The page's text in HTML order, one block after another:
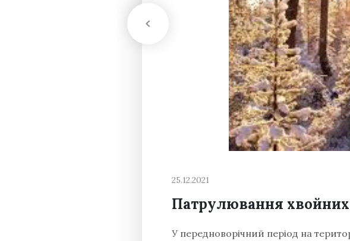
25.12.2021
Патрулювання
У передноворічний період на